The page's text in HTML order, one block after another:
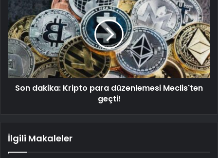
Son dakika: Kripto para düzenlemesi Meclis'ten
geçti!
İlgili Makaleler